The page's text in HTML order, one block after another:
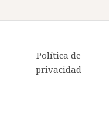
Política de
privacidad